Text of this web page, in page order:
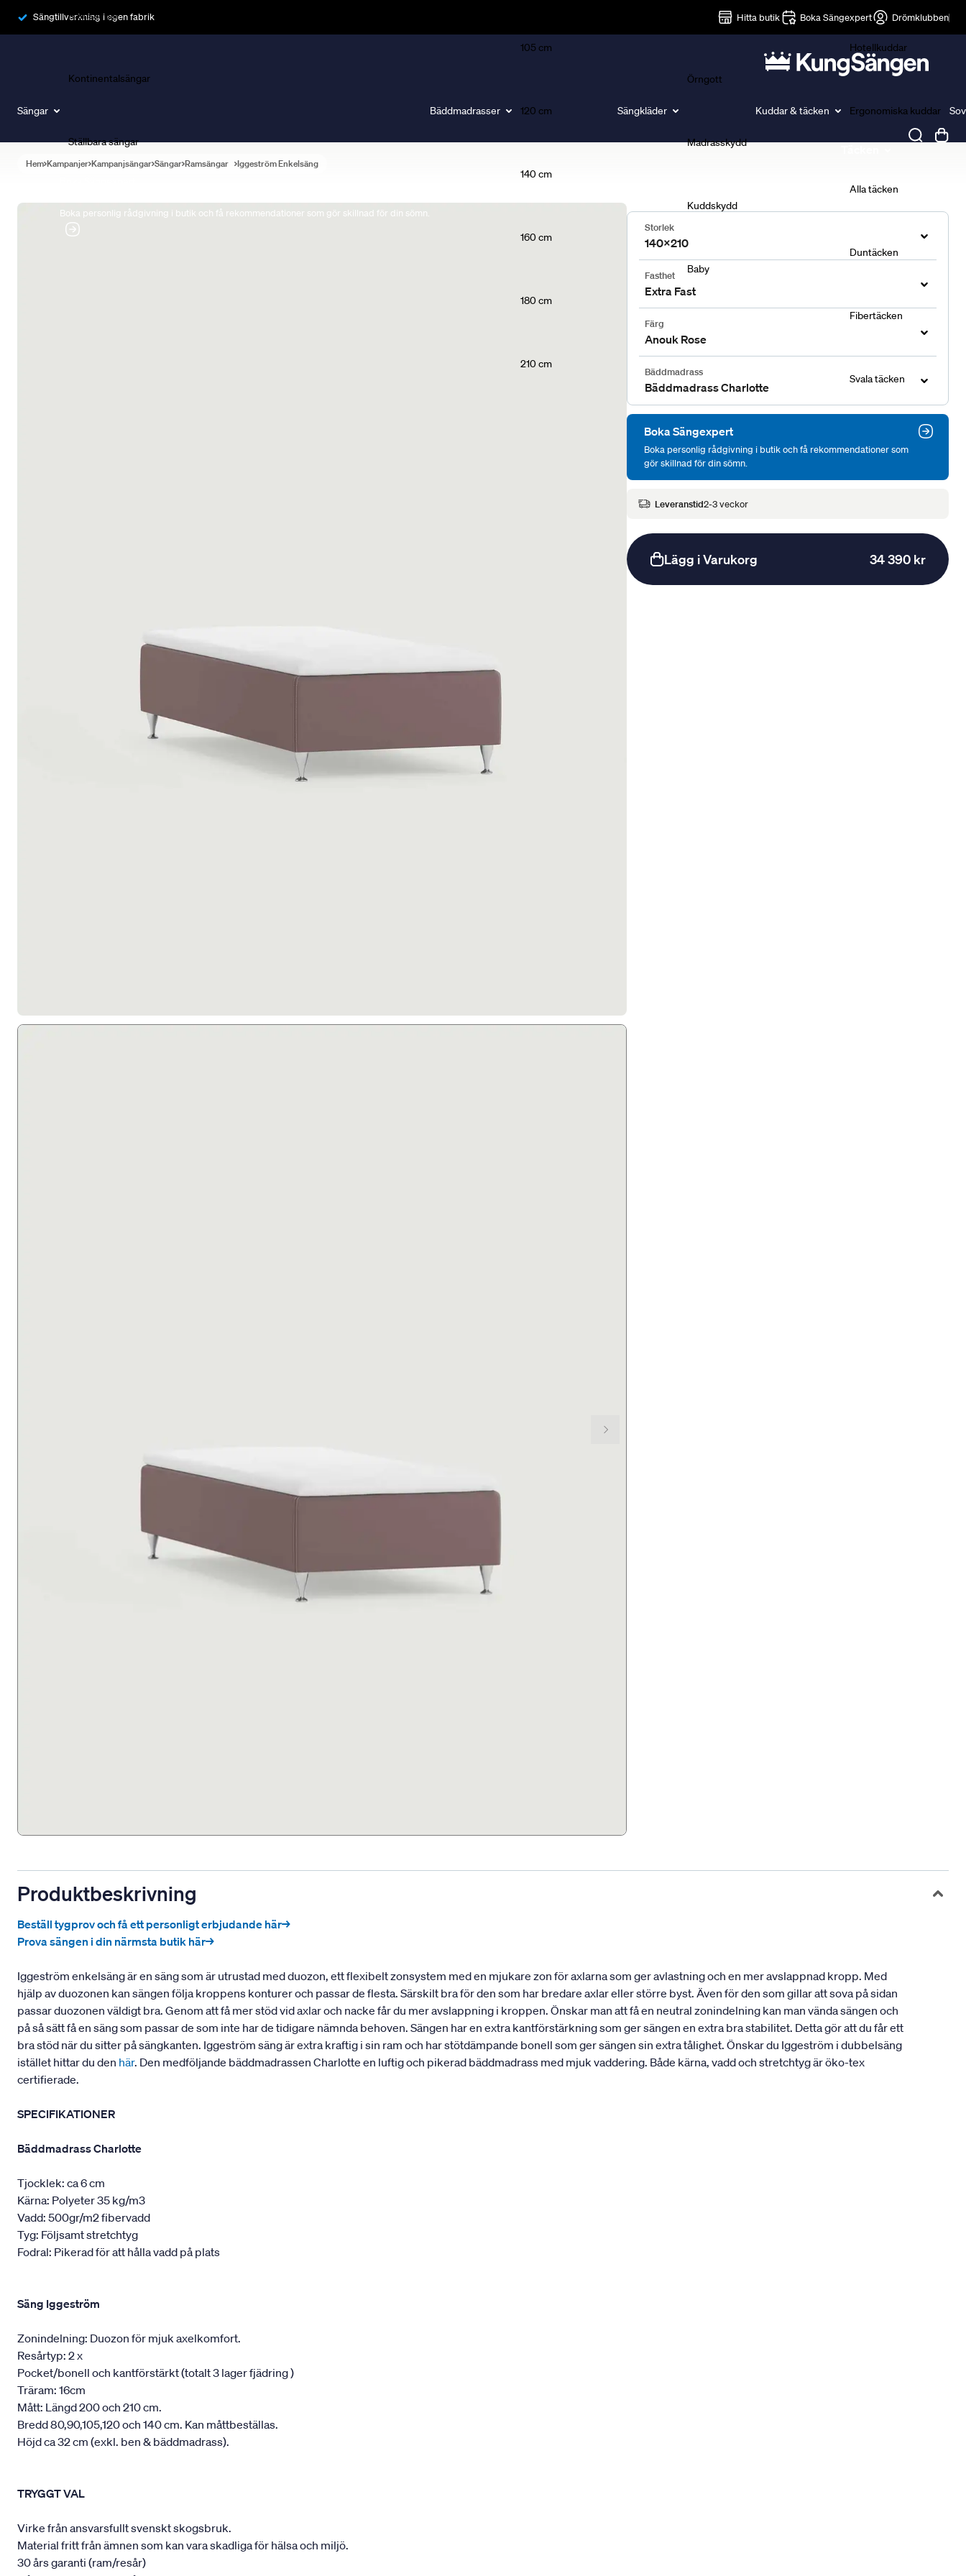
Sängtillverkning i egen fabrik Hitta butik Boka Sängexpert Drömklubben
Sängar
Ramsängar
Kontinentalsängar
Ställbara sängar
Boka personlig rådgivning i butik och få rekommendationer som gör skillnad för din sömn.
Bäddmadrasser
105 cm
120 cm
140 cm
160 cm
180 cm
210 cm
Sängkläder
Örngott
Madrasskydd
Kuddskydd
Baby
Kuddar & täcken
Hotellkuddar
Ergonomiska kuddar
Alla täcken
Duntäcken
Fibertäcken
Svala täcken
Hem Kampanjer Kampanjsängar Sängar Ramsängar Iggeström Enkelsäng
Storlek
140x210
Fasthet
Extra Fast
Färg
Anouk Rose
Bäddmadrass
Bäddmadrass Charlotte
Boka Sängexpert
Boka personlig rådgivning i butik och få rekommendationer som
gör skillnad för din sömn.
Leveranstid2-3 veckor
Lägg i Varukorg 34 390 kr
Produktbeskrivning
Beställ tygprov och få ett personligt erbjudande här→
Prova sängen i din närmsta butik här→
Iggeström enkelsäng är en säng som är utrustad med duozon, ett flexibelt zonsystem med en mjukare zon för axlarna som ger avlastning och en mer avslappnad kropp. Med
hjälp av duozonen kan sängen följa kroppens konturer och passar de flesta. Särskilt bra för den som har bredare axlar eller större byst. Även för den som gillar att sova på sidan
passar duozonen väldigt bra. Genom att få mer stöd vid axlar och nacke får du mer avslappning i kroppen. Önskar man att få en neutral zonindelning kan man vända sängen och
på så sätt få en säng som passar de som inte har de tidigare nämnda behoven. Sängen har en extra kantförstärkning som ger sängen en extra bra stabilitet. Detta gör att du får ett
bra stöd när du sitter på sängkanten. Iggeström säng är extra kraftig i sin ram och har stötdämpande bonell som ger sängen sin extra tålighet. Önskar du Iggeström i dubbelsäng
istället hittar du den här. Den medföljande bäddmadrassen Charlotte en luftig och pikerad bäddmadrass med mjuk vaddering. Både kärna, vadd och stretchtyg är öko-tex
certifierade.
SPECIFIKATIONER
Bäddmadrass Charlotte
Tjocklek: ca 6 cm
Kärna: Polyeter 35 kg/m3
Vadd: 500gr/m2 fibervadd
Tyg: Följsamt stretchtyg
Fodral: Pikerad för att hålla vadd på plats
Säng Iggeström
Zonindelning: Duozon för mjuk axelkomfort.
Resårtyp: 2 x
Pocket/bonell och kantförstärkt (totalt 3 lager fjädring )
Träram: 16cm
Mått: Längd 200 och 210 cm.
Bredd 80,90,105,120 och 140 cm. Kan måttbeställas.
Höjd ca 32 cm (exkl. ben & bäddmadrass).
TRYGGT VAL
Virke från ansvarsfullt svenskt skogsbruk.
Material fritt från ämnen som kan vara skadliga för hälsa och miljö.
30 års garanti (ram/resår)